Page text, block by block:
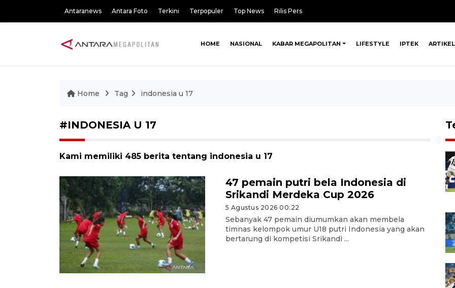
Antaranews Antara Foto Terkini Terpopuler Top News Rilis Pers
HOME NASIONAL KABAR MEGAPOLITAN LIFESTYLE IPTEK ARTIKEL
Home Tag indonesia u 17
#INDONESIA U 17
Kami memiliki 485 berita tentang indonesia u 17
47 pemain putri bela Indonesia di
Srikandi Merdeka Cup 2026
5 Agustus 2026 00:22
Sebanyak 47 pemain diumumkan akan membela
timnas kelompok umur U18 putri Indonesia yang akan
bertarung di kompetisi Srikandi ...